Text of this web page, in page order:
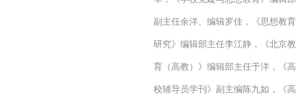
副主任余洋、编辑罗佳，《思想教育
研究》编辑部主任李江静，《北京教
育（高教）》编辑部主任于洋，《高
校辅导员学刊》副主编陈九如，《高